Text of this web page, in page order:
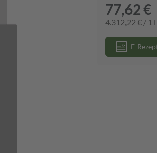
77,62 €
4.312,22 € / 1 l
E-